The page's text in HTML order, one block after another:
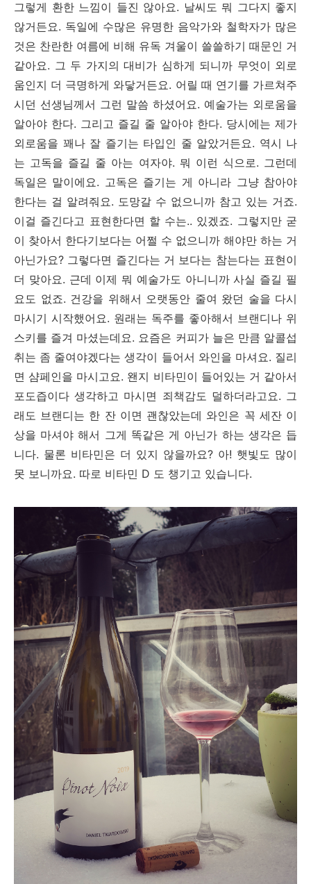
그렇게 환한 느낌이 들진 않아요. 날씨도 뭐 그다지 좋지
않거든요. 독일에 수많은 유명한 음악가와 철학자가 많은
것은 찬란한 여름에 비해 유독 겨울이 쓸쓸하기 때문인 거
같아요. 그 두 가지의 대비가 심하게 되니까 무엇이 외로
움인지 더 극명하게 와닿거든요. 어릴 때 연기를 가르쳐주
시던 선생님께서 그런 말씀 하셨어요. 예술가는 외로움을
알아야 한다. 그리고 즐길 줄 알아야 한다. 당시에는 제가
외로움을 꽤나 잘 즐기는 타입인 줄 알았거든요. 역시 나
는 고독을 즐길 줄 아는 여자야. 뭐 이런 식으로. 그런데
독일은 말이에요. 고독은 즐기는 게 아니라 그냥 참아야
한다는 걸 알려줘요. 도망갈 수 없으니까 참고 있는 거죠.
이걸 즐긴다고 표현한다면 할 수는.. 있겠죠. 그렇지만 굳
이 찾아서 한다기보다는 어쩔 수 없으니까 해야만 하는 거
아닌가요? 그렇다면 즐긴다는 거 보다는 참는다는 표현이
더 맞아요. 근데 이제 뭐 예술가도 아니니까 사실 즐길 필
요도 없죠. 건강을 위해서 오랫동안 줄여 왔던 술을 다시
마시기 시작했어요. 원래는 독주를 좋아해서 브랜디나 위
스키를 즐겨 마셨는데요. 요즘은 커피가 늘은 만큼 알콜섭
취는 좀 줄여야겠다는 생각이 들어서 와인을 마셔요. 질리
면 샴페인을 마시고요. 왠지 비타민이 들어있는 거 같아서
포도즙이다 생각하고 마시면 죄책감도 덜하더라고요. 그
래도 브랜디는 한 잔 이면 괜찮았는데 와인은 꼭 세잔 이
상을 마셔야 해서 그게 똑같은 게 아닌가 하는 생각은 듭
니다. 물론 비타민은 더 있지 않을까요? 아! 햇빛도 많이
못 보니까요. 따로 비타민 D 도 챙기고 있습니다.